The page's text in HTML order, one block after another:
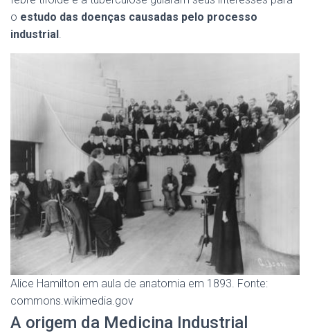
o estudo das doenças causadas pelo processo
industrial
Alice Hamilton em aula de anatomia em 1893. Fonte:
commons.wikimedia.gov
A origem da Medicina Industrial